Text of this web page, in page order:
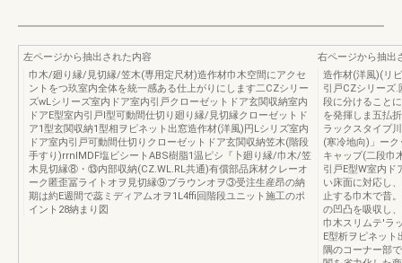
左ページから抽出された内容
巾木/廻り縁/見切縁/笠木(専用定尺材)造作材巾木空間にアクセ
ントをつ玖室内全体を統一感ある仕上がりにします二CZシリー
ズwLシリーズ室内ドア室内引戸クローゼットドア玄関収納室内
ドアE型室内引戸I型可動間仕切り廻り縁/見切縁クローゼットド
ア1型玄関収納1型相ヲピネット出窓造作材(洋風)円Lシリズ室内
ドア室内引戸可動間仕切りクローゼットドア玄関収納笠木(階段
手すり)rrnlMDF塩ビシートABS樹脂1温ピシ『卜廻り縁/巾木/笠
木見切縁⑧・⑬内部収納(CZ.WL.RL共通)有償部品床材クレーオ
ーク匿歪冨ライトオヲ見切縁⑨ブラウンオヲ③受注生産昂の納
期は約E週間で蕊ミディアムオヲ1L4ffi回階段ユニット施工のポ
イント28納まり図
右ページから抽出
造作材(洋風)(リ
引戸CZシリーズ
段に分けること
を発揮しま五払
ラックスタイプ
(寒冷地向)」ー
キャップ(二段巾
引戸E型W室内ド
い床面に対応し
止する巾木で昔
の凹凸を吸収し
巾木スリムテ'ラ
E型析ヲピネッ
隅のコーナー部